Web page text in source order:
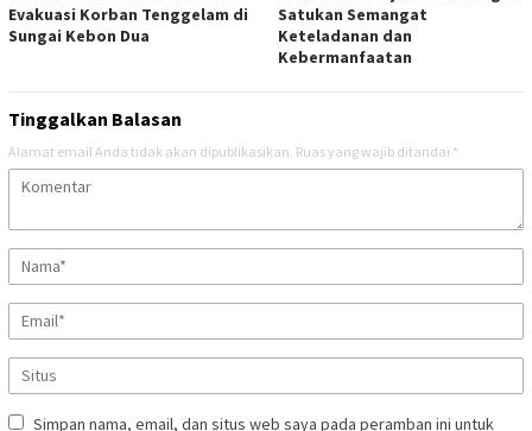
Evakuasi Korban Tenggelam di
Sungai Kebon Dua
Satukan Semangat
Keteladanan dan
Kebermanfaatan
Tinggalkan Balasan
Alamat email Anda tidak akan dipublikasikan. Ruas yang wajib ditandai *
Simpan nama, email, dan situs web saya pada peramban ini untuk